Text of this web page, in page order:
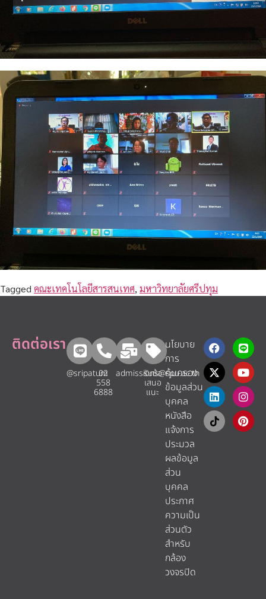
Tagged คณะเทคโนโลยีสารสนเทศ, มหาวิทยาลัยศรีปทุม
ติดต่อเรา
@sripatum
02
558
6888
admissions@spu.ac.th
รับข้อ
เสนอ
แนะ​
นโยบาย
การ
คุ้มครอง
ข้อมูลส่วน
บุคคล
หนังสือ
แจ้งการ
ประมวล
ผลข้อมูล
ส่วน
บุคคล
ประกาศ
ความเป็น
ส่วนตัว
สำหรับ
กล้อง
วงจรปิด